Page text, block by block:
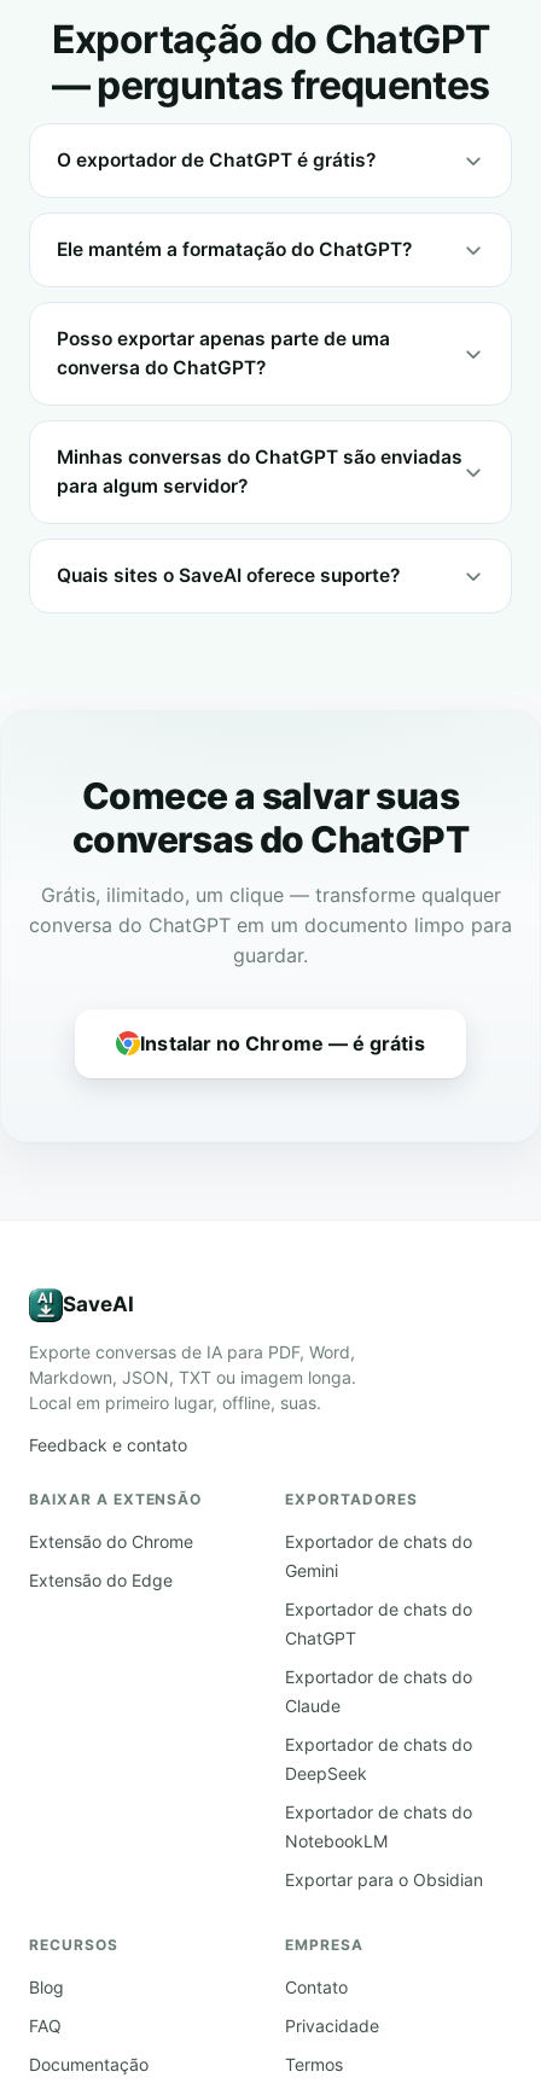
Exportação do ChatGPT
— perguntas frequentes
O exportador de ChatGPT é grátis?
Ele mantém a formatação do ChatGPT?
Posso exportar apenas parte de uma
conversa do ChatGPT?
Minhas conversas do ChatGPT são enviadas
para algum servidor?
Quais sites o SaveAI oferece suporte?
Comece a salvar suas
conversas do ChatGPT
Grátis, ilimitado, um clique — transforme qualquer
conversa do ChatGPT em um documento limpo para
guardar.
Instalar no Chrome — é grátis
SaveAI
Exporte conversas de IA para PDF, Word,
Markdown, JSON, TXT ou imagem longa.
Local em primeiro lugar, offline, suas.
Feedback e contato
BAIXAR A EXTENSÃO
Extensão do Chrome
Extensão do Edge
EXPORTADORES
Exportador de chats do
Gemini
Exportador de chats do
ChatGPT
Exportador de chats do
Claude
Exportador de chats do
DeepSeek
Exportador de chats do
NotebookLM
Exportar para o Obsidian
RECURSOS
Blog
FAQ
Documentação
EMPRESA
Contato
Privacidade
Termos